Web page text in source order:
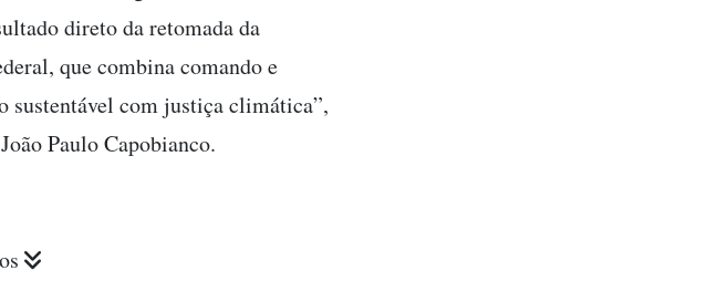
direto da retomada da
que combina comando e
sustentável com justiça climática”,
Paulo Capobianco.